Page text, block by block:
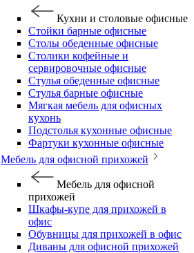
Кухни и столовые офисные
Стойки барные офисные
Столы обеденные офисные
Столики кофейные и
сервировочные офисные
Стулья обеденные офисные
Стулья барные офисные
Мягкая мебель для офисных
кухонь
Подстолья кухонные офисные
Фартуки кухонные офисные
Мебель для офисной прихожей
Мебель для офисной
прихожей
Шкафы-купе для прихожей в
офис
Обувницы для прихожей в офис
Диваны для офисной прихожей